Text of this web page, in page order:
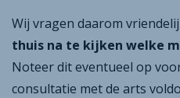
Wij vragen daarom
thuis na te kijken welke
Noteer dit eventueel op
consultatie met de arts